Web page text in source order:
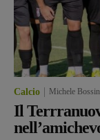
Calcio Michele
Il